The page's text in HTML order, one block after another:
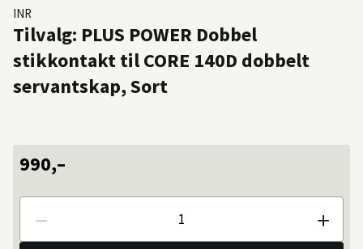
INR
Tilvalg: PLUS POWER Dobbel
stikkontakt til CORE 140D dobbelt
servantskap, Sort
990,–
Antall